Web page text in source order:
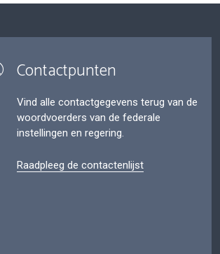
Contactpunten
Vind alle contactgegevens terug van de
woordvoerders van de federale
instellingen en regering.
Raadpleeg de contactenlijst